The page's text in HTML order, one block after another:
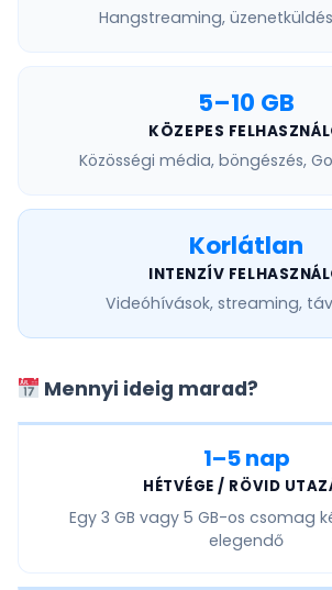
Hangstreaming,
5–10 GB
KÖZEPES
Közösségi média, böngészés,
Korlátlan
INTENZÍV
Videóhívások, streaming,
Mennyi ideig marad?
1–5 nap
HÉTVÉGE / RÖVID
Egy 3 GB vagy 5 GB-os csomag
elegendő